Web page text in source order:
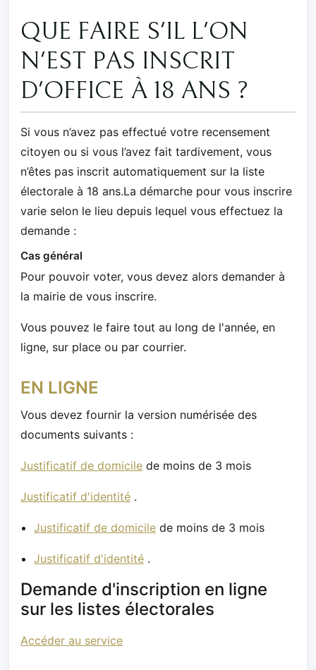
QUE FAIRE S'IL L'ON
N'EST PAS INSCRIT
D'OFFICE À 18 ANS ?
Si vous n’avez pas effectué votre recensement
citoyen ou si vous l’avez fait tardivement, vous
n’êtes pas inscrit automatiquement sur la liste
électorale à 18 ans.La démarche pour vous inscrire
varie selon le lieu depuis lequel vous effectuez la
demande :
Cas général
Pour pouvoir voter, vous devez alors demander à
la mairie de vous inscrire.
Vous pouvez le faire tout au long de l'année, en
ligne, sur place ou par courrier.
EN LIGNE
Vous devez fournir la version numérisée des
documents suivants :
Justificatif de domicile de moins de 3 mois
Justificatif d'identité .
Justificatif de domicile de moins de 3 mois
Justificatif d'identité .
Demande d'inscription en ligne
sur les listes électorales
Accéder au service